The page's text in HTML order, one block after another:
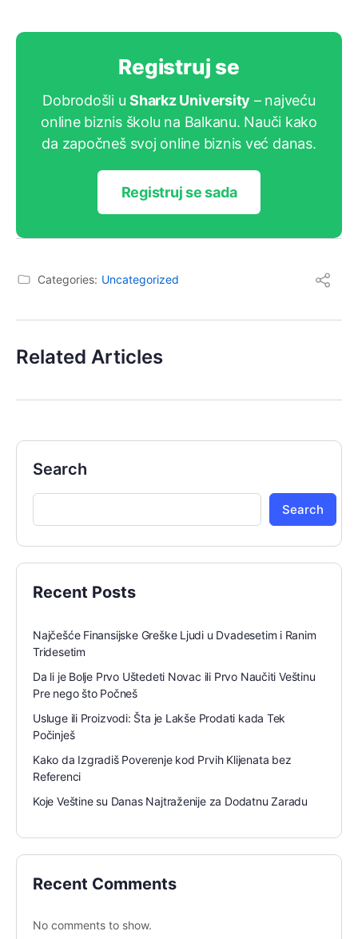
Registruj se
Dobrodošli uSharkz University – najveću
online biznis školu na Balkanu. Nauči kako
da započneš svoj online biznis već danas.
Registruj se sada
Categories: Uncategorized
Related Articles
Search
Search
Recent Posts
Najčešće Finansijske Greške Ljudi u Dvadesetim i Ranim
Tridesetim
Da li je Bolje Prvo Uštedeti Novac ili Prvo Naučiti Veštinu
Pre nego što Počneš
Usluge ili Proizvodi: Šta je Lakše Prodati kada Tek
Počinješ
Kako da Izgradiš Poverenje kod Prvih Klijenata bez
Referenci
Koje Veštine su Danas Najtraženije za Dodatnu Zaradu
Recent Comments
No comments to show.